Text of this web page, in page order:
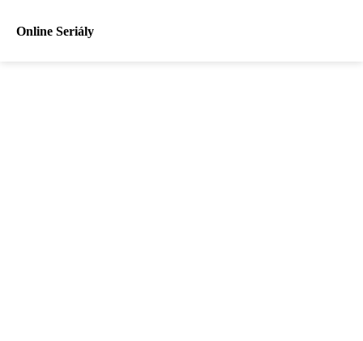
Online Seriály